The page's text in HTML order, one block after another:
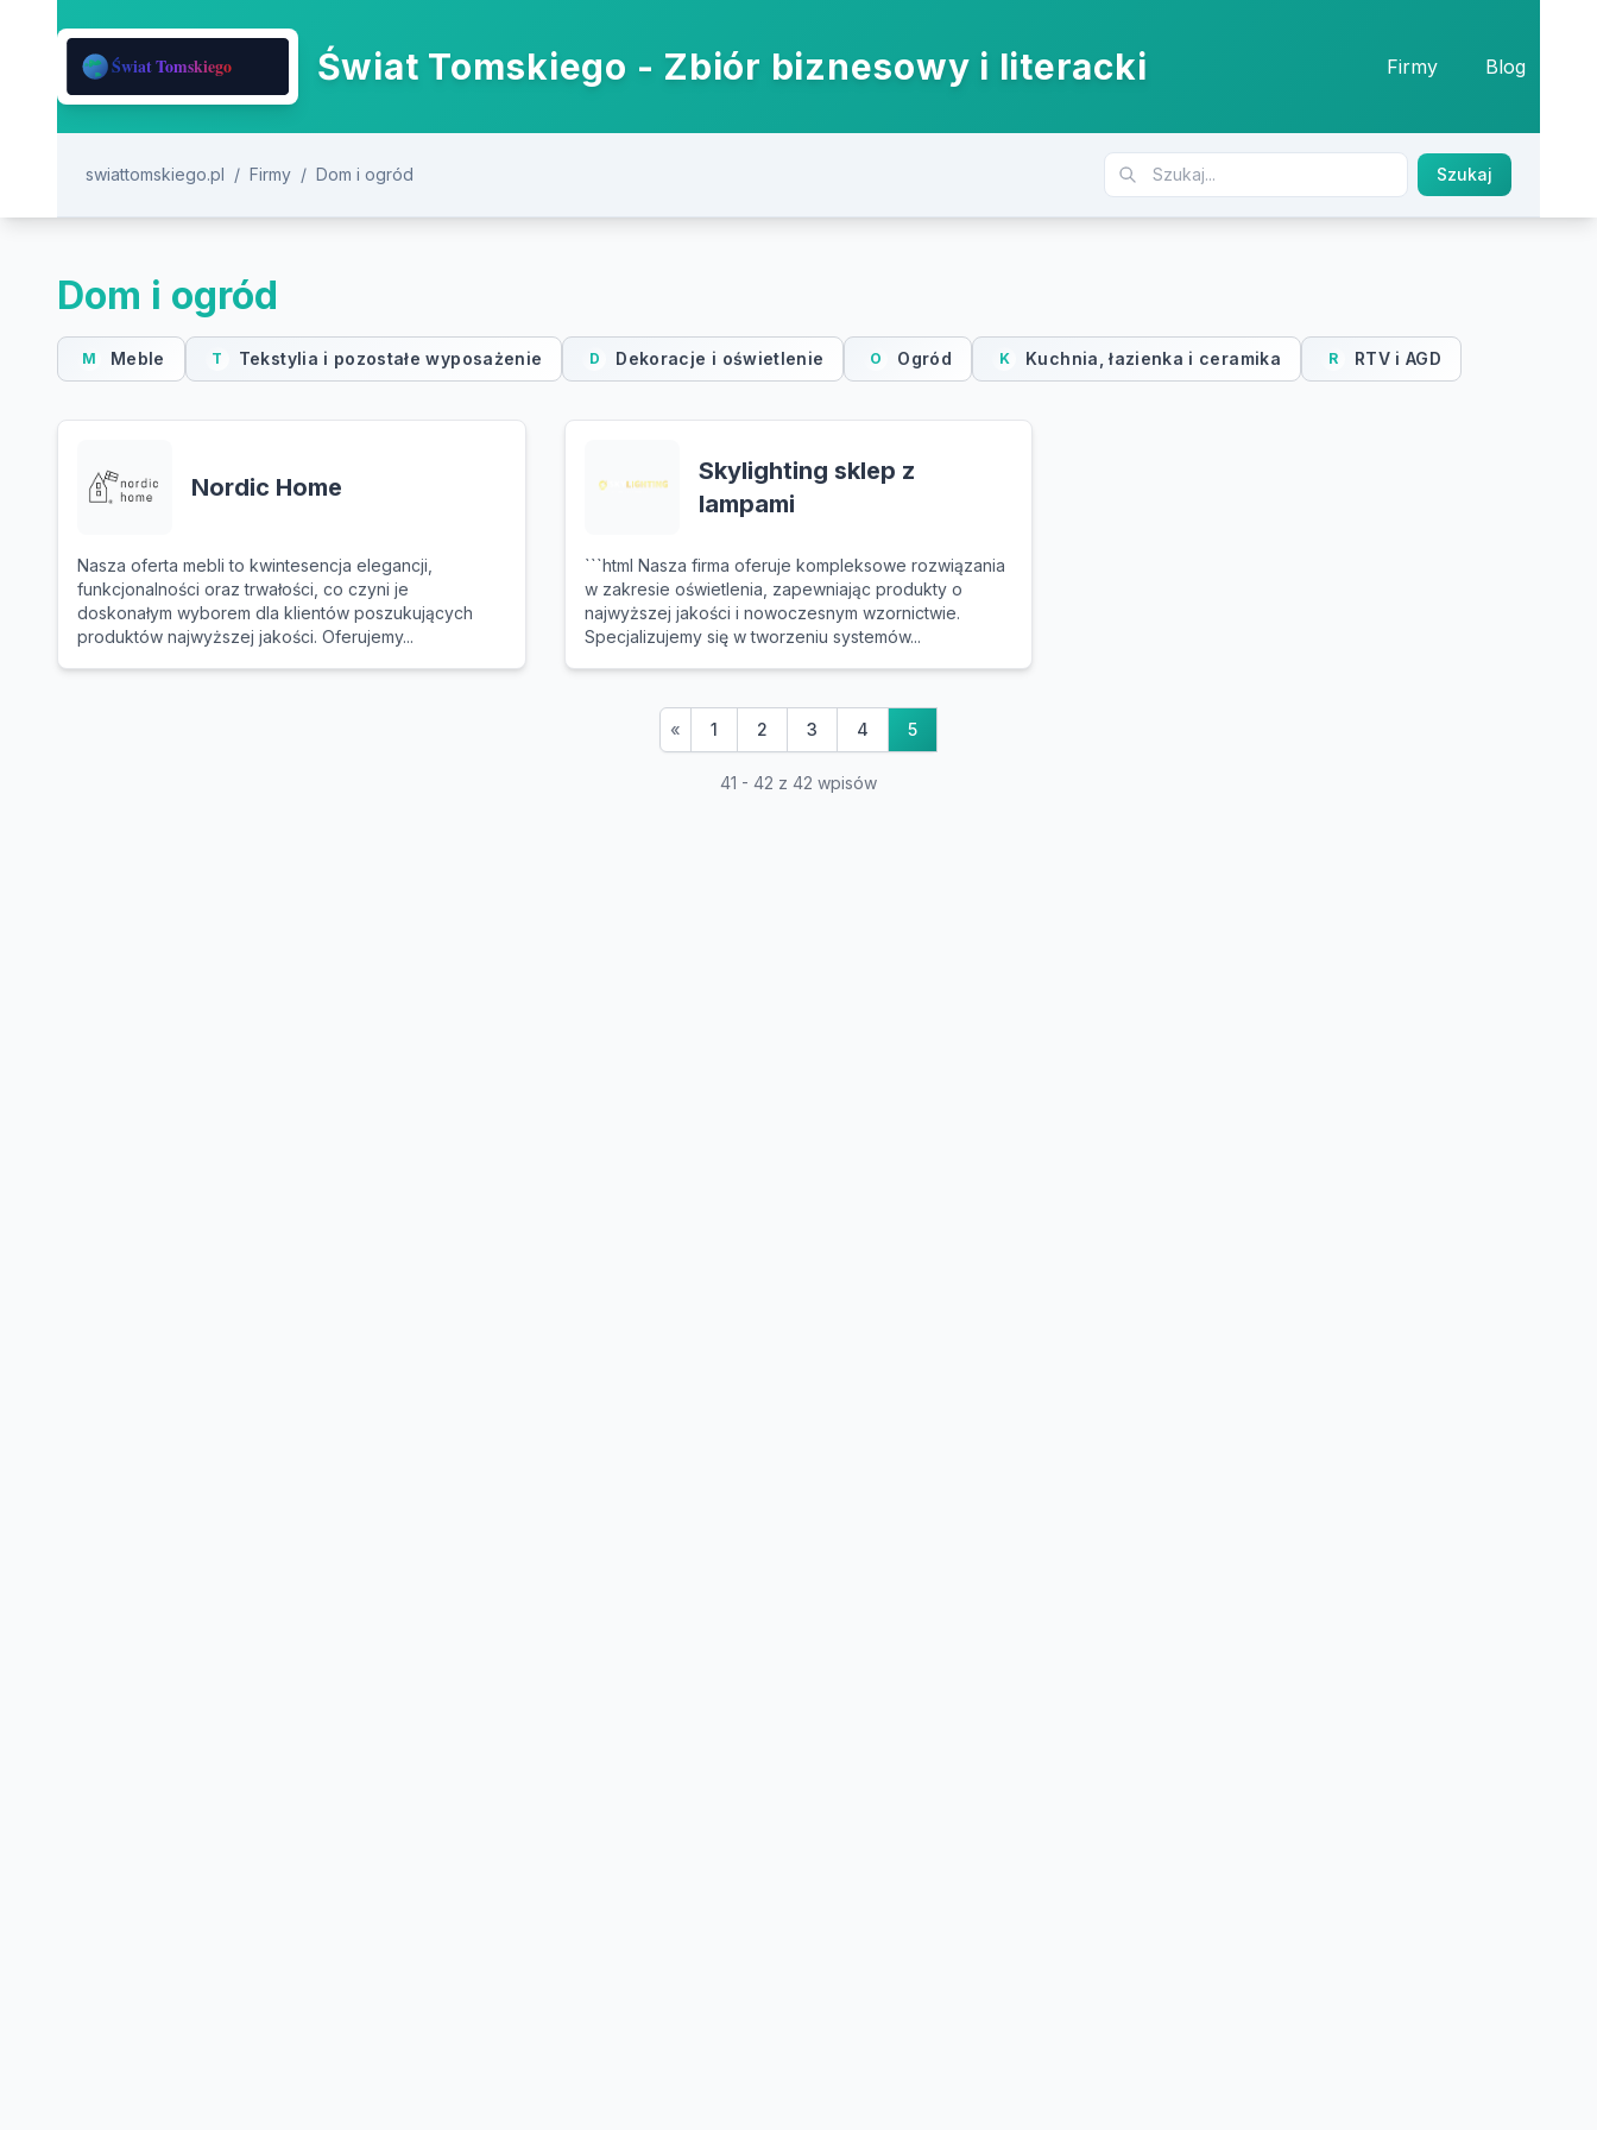
Świat Tomskiego - Zbiór biznesowy i literacki Firmy Blog
swiattomskiego.pl / Firmy / Dom i ogród Szukaj
Dom i ogród
M Meble T Tekstylia i pozostałe wyposażenie D Dekoracje i oświetlenie O Ogród K Kuchnia, łazienka i ceramika R RTV i AGD
Nordic Home
Nasza oferta mebli to kwintesencja elegancji,
funkcjonalności oraz trwałości, co czyni je
doskonałym wyborem dla klientów poszukujących
produktów najwyższej jakości. Oferujemy...
Skylighting sklep z
lampami
```html Nasza firma oferuje kompleksowe rozwiązania
w zakresie oświetlenia, zapewniając produkty o
najwyższej jakości i nowoczesnym wzornictwie.
Specjalizujemy się w tworzeniu systemów...
« 1 2 3 4 5
41 - 42 z 42 wpisów